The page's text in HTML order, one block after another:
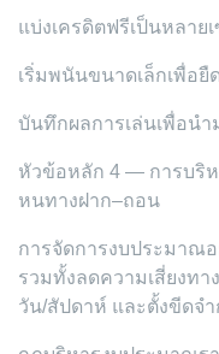
แบ่งเครดิตฟรีเป็นหลาย
เริ่มพนันขนาดเล็กเพื่อยื
บันทึกผลการเล่นเพื่อน
หัวข้อหลัก 4 — การบริห
หนทางฝาก–ถอน
การจัดการงบประมาณ
รวมทั้งลดความเสี่ยงทา
วัน/สัปดาห์ และตั้งขีดจ